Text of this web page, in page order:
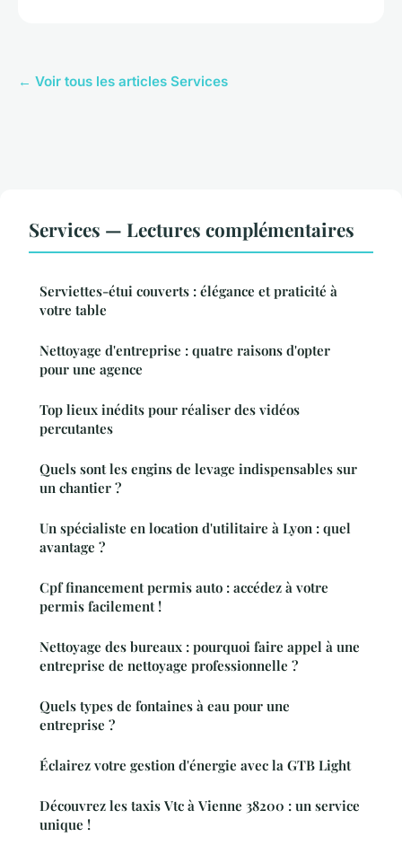
← Voir tous les articles Services
Services — Lectures complémentaires
Serviettes-étui couverts : élégance et praticité à
votre table
Nettoyage d'entreprise : quatre raisons d'opter
pour une agence
Top lieux inédits pour réaliser des vidéos
percutantes
Quels sont les engins de levage indispensables sur
un chantier ?
Un spécialiste en location d'utilitaire à Lyon : quel
avantage ?
Cpf financement permis auto : accédez à votre
permis facilement !
Nettoyage des bureaux : pourquoi faire appel à une
entreprise de nettoyage professionnelle ?
Quels types de fontaines à eau pour une
entreprise ?
Éclairez votre gestion d'énergie avec la GTB Light
Découvrez les taxis Vtc à Vienne 38200 : un service
unique !